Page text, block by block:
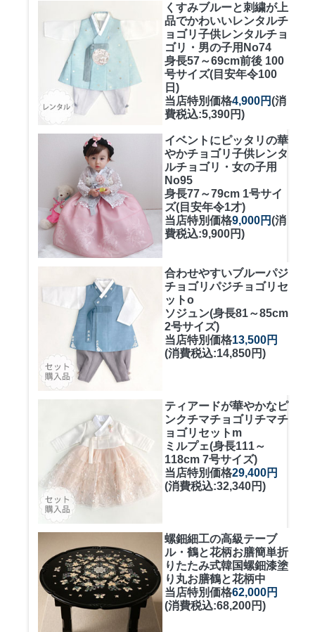
くすみブルーと刺繍が上
品でかわいいレンタルチ
ョゴリ子供レンタルチョ
ゴリ・男の子用No74
身長57～69cm前後 100
号サイズ(目安年令100
日)
当店特別価格4,900円(消
費税込:5,390円)
イベントにピッタリの華
やかチョゴリ子供レンタ
ルチョゴリ・女の子用
No95
身長77～79cm 1号サイ
ズ(目安年令1才)
当店特別価格9,000円(消
費税込:9,900円)
合わせやすいブルーパジ
チョゴリパジチョゴリセ
ットo
ソジュン(身長81～85cm
2号サイズ)
当店特別価格13,500円
(消費税込:14,850円)
ティアードが華やかなピ
ンクチマチョゴリチマチ
ョゴリセットm
ミルプェ(身長111～
118cm 7号サイズ)
当店特別価格29,400円
(消費税込:32,340円)
螺鈿細工の高級テーブ
ル・鶴と花柄お膳簡単折
りたたみ式韓国螺鈿漆塗
り丸お膳鶴と花柄中
当店特別価格62,000円
(消費税込:68,200円)